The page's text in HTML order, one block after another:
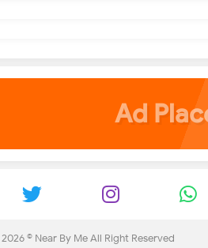
Ad
2026 © Near By MeAll Right Reserved